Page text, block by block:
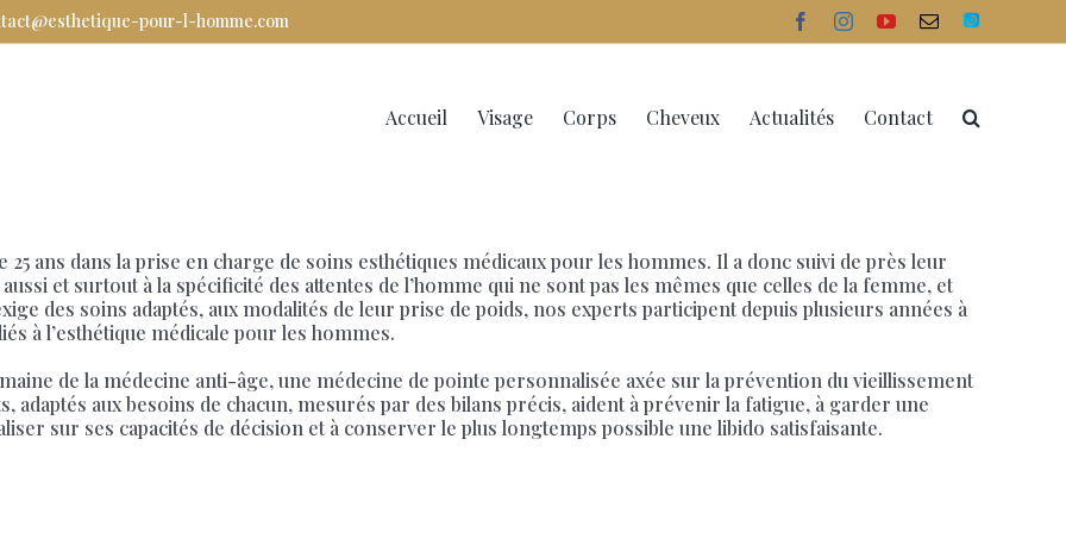
pour-l-homme.com facebookinstagram
youtubeEmailDoctolib
Accueil Visage Corps Cheveux Actualités Contact
25 ans dans la prise en charge de soins esthétiques médicaux pour les hommes. Il a donc suivi de près leur
et surtout à la spécificité des attentes de l’homme qui ne sont pas les mêmes que celles de la femme, et
des soins adaptés, aux modalités de leur prise de poids, nos experts participent depuis plusieurs années à
à l’esthétique médicale pour les hommes.
de la médecine anti-âge, une médecine de pointe personnalisée axée sur la prévention du vieillissement
adaptés aux besoins de chacun, mesurés par des bilans précis, aident à prévenir la fatigue, à garder une
sur ses capacités de décision et à conserver le plus longtemps possible une libido satisfaisante.